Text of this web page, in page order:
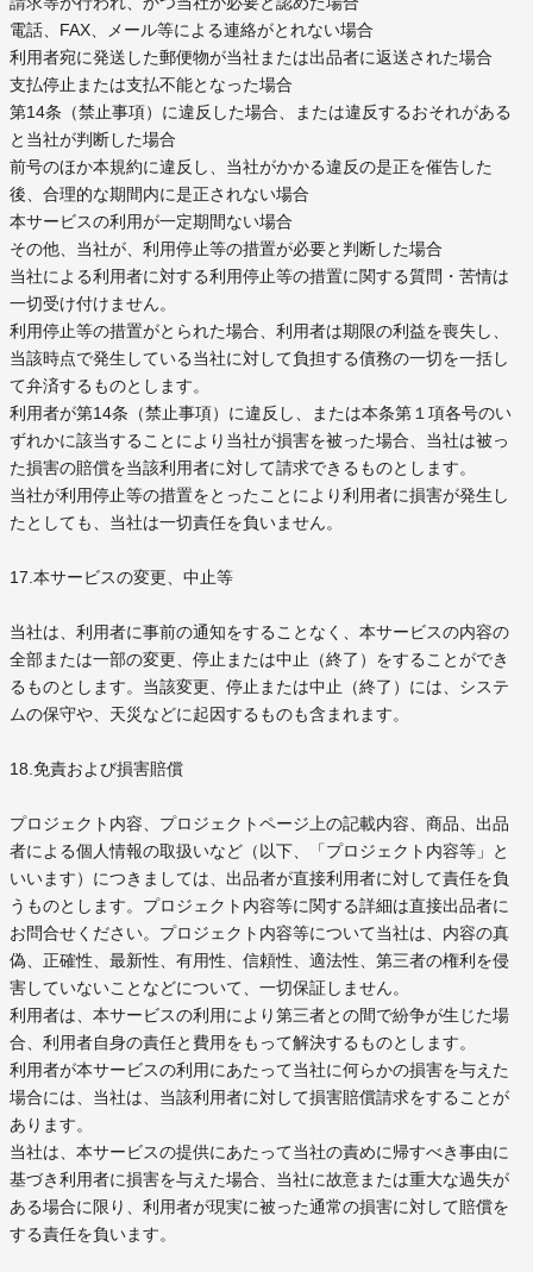
電話、FAX、メール等による連絡がとれない場合
利用者宛に発送した郵便物が当社または出品者に返送された場合
支払停止または支払不能となった場合
第14条（禁止事項）に違反した場合、または違反するおそれがある
と当社が判断した場合
前号のほか本規約に違反し、当社がかかる違反の是正を催告した
後、合理的な期間内に是正されない場合
本サービスの利用が一定期間ない場合
その他、当社が、利用停止等の措置が必要と判断した場合
当社による利用者に対する利用停止等の措置に関する質問・苦情は
一切受け付けません。
利用停止等の措置がとられた場合、利用者は期限の利益を喪失し、
当該時点で発生している当社に対して負担する債務の一切を一括し
て弁済するものとします。
利用者が第14条（禁止事項）に違反し、または本条第１項各号のい
ずれかに該当することにより当社が損害を被った場合、当社は被っ
た損害の賠償を当該利用者に対して請求できるものとします。
当社が利用停止等の措置をとったことにより利用者に損害が発生し
たとしても、当社は一切責任を負いません。
17.本サービスの変更、中止等
当社は、利用者に事前の通知をすることなく、本サービスの内容の
全部または一部の変更、停止または中止（終了）をすることができ
るものとします。当該変更、停止または中止（終了）には、システ
ムの保守や、天災などに起因するものも含まれます。
18.免責および損害賠償
プロジェクト内容、プロジェクトページ上の記載内容、商品、出品
者による個人情報の取扱いなど（以下、「プロジェクト内容等」と
いいます）につきましては、出品者が直接利用者に対して責任を負
うものとします。プロジェクト内容等に関する詳細は直接出品者に
お問合せください。プロジェクト内容等について当社は、内容の真
偽、正確性、最新性、有用性、信頼性、適法性、第三者の権利を侵
害していないことなどについて、一切保証しません。
利用者は、本サービスの利用により第三者との間で紛争が生じた場
合、利用者自身の責任と費用をもって解決するものとします。
利用者が本サービスの利用にあたって当社に何らかの損害を与えた
場合には、当社は、当該利用者に対して損害賠償請求をすることが
あります。
当社は、本サービスの提供にあたって当社の責めに帰すべき事由に
基づき利用者に損害を与えた場合、当社に故意または重大な過失が
ある場合に限り、利用者が現実に被った通常の損害に対して賠償を
する責任を負います。